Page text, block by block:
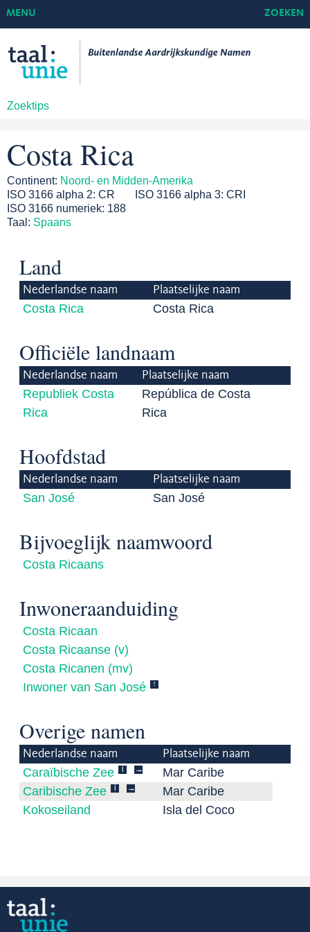
Zoektips
MENU ZOEKEN
Costa Rica
Continent: Noord- en Midden-Amerika
ISO 3166 alpha 2: CR ISO 3166 alpha 3: CRI
ISO 3166 numeriek: 188
Taal: Spaans
Land
Nederlandse naam Plaatselijke naam
Costa Rica Costa Rica
Officiële landnaam
Nederlandse naam Plaatselijke naam
Republiek Costa
Rica
República de Costa
Rica
Hoofdstad
Nederlandse naam Plaatselijke naam
San José San José
Bijvoeglijk naamwoord
Costa Ricaans
Inwoneraanduiding
Costa Ricaan
Costa Ricaanse (v)
Costa Ricanen (mv)
Inwoner van San José
↑
Overige namen
Nederlandse naam Plaatselijke naam
Caraïbische Zee i →
Mar Caribe
Caribische Zee
i →
Mar Caribe
Kokoseiland
Isla del Coco